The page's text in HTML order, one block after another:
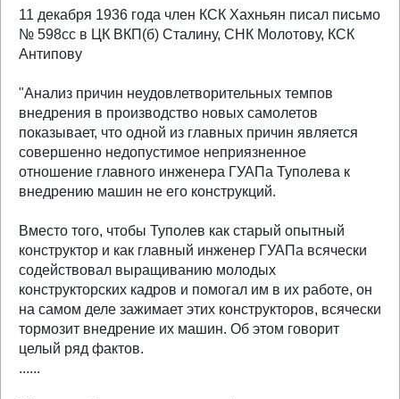
11 декабря 1936 года член КСК Хахньян писал письмо
№ 598сс в ЦК ВКП(б) Сталину, СНК Молотову, КСК
Антипову
"Анализ причин неудовлетворительных темпов
внедрения в производство новых самолетов
показывает, что одной из главных причин является
совершенно недопустимое неприязненное
отношение главного инженера ГУАПа Туполева к
внедрению машин не его конструкций.
Вместо того, чтобы Туполев как старый опытный
конструктор и как главный инженер ГУАПа всячески
содействовал выращиванию молодых
конструкторских кадров и помогал им в их работе, он
на самом деле зажимает этих конструкторов, всячески
тормозит внедрение их машин. Об этом говорит
целый ряд фактов.
......